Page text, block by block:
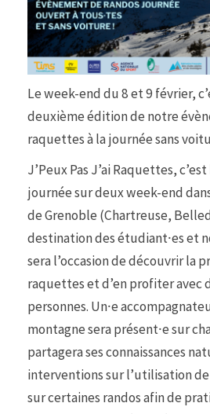
Le week-end du 8 et 9 février,
deuxième édition de notre
raquettes à la journée sans
J’Peux Pas J’ai Raquettes,
journée sur deux week-end
de Grenoble (Chartreuse,
destination des étudiant⸱es et
sera l’occasion de découvrir la
raquettes et d’en profiter avec
personnes. Un⸱e
montagne sera présent⸱e sur
partagera ses connaissances
interventions sur l’utilisation de
sur certaines randos afin de